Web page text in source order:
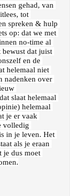
gehad, van
tot
spreken & hulp
op: dat we met
no-time al
bewust dat juist
en de
helemaal niet
nadenken over
slaat helemaal
helemaal
je er vaak
volledig
in je leven. Het
als je eraan
je dus moet